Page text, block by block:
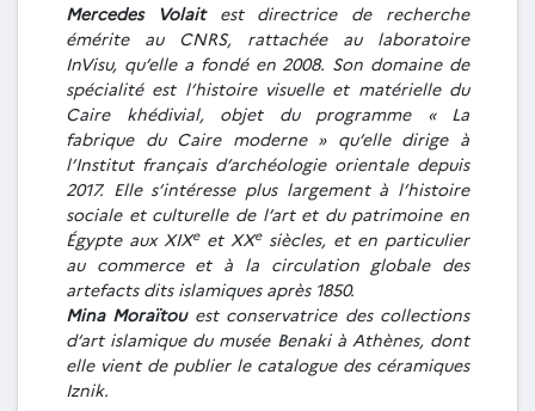
Mercedes Volaitest directrice de recherche
émérite au CNRS, rattachée au laboratoire
InVisu, qu’elle a fondé en 2008. Son domaine de
spécialité est l’histoire visuelle et matérielle du
Caire khédivial, objet du programme « La
fabrique du Caire moderne » qu’elle dirige à
l’Institut français d’archéologie orientale depuis
2017. Elle s’intéresse plus largement à l’histoire
sociale et culturelle de l’art et du patrimoine en
Égypte aux XIXeet XXesiècles, et en particulier
au commerce et à la circulation globale des
artefacts dits islamiques après 1850.
Mina Moraïtouest conservatrice des collections
d’art islamique du musée Benaki à Athènes, dont
elle vient de publier le catalogue des céramiques
Iznik.